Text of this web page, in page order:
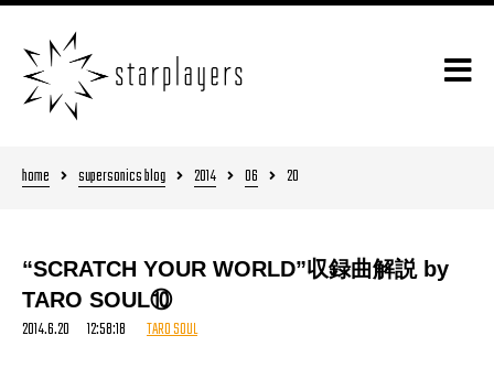
home supersonics blog 2014 06 20
“SCRATCH YOUR WORLD”収録曲解説 by
TARO SOUL⑩
2014.6.20 12:58:18 TARO SOUL